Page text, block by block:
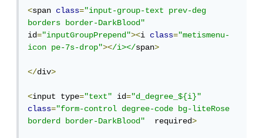
<span class="input-group-text prev-deg
borders border-DarkBlood"
id="inputGroupPrepend"><i class="metismenu-
icon pe-7s-drop"></i></span>
</div>
<input type="text" id="d_degree_${i}"
class="form-control degree-code bg-liteRose
borderd border-DarkBlood"
  required
>